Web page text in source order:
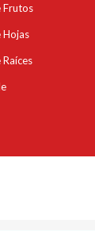
Frutos
Hojas